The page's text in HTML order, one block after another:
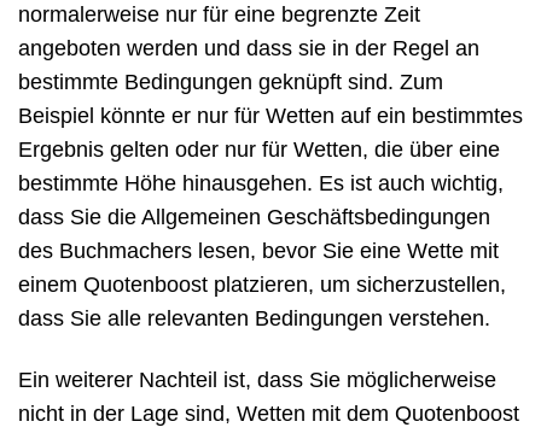
normalerweise nur für eine begrenzte Zeit
angeboten werden und dass sie in der Regel an
bestimmte Bedingungen geknüpft sind. Zum
Beispiel könnte er nur für Wetten auf ein bestimmtes
Ergebnis gelten oder nur für Wetten, die über eine
bestimmte Höhe hinausgehen. Es ist auch wichtig,
dass Sie die Allgemeinen Geschäftsbedingungen
des Buchmachers lesen, bevor Sie eine Wette mit
einem Quotenboost platzieren, um sicherzustellen,
dass Sie alle relevanten Bedingungen verstehen.
Ein weiterer Nachteil ist, dass Sie möglicherweise
nicht in der Lage sind, Wetten mit dem Quotenboost